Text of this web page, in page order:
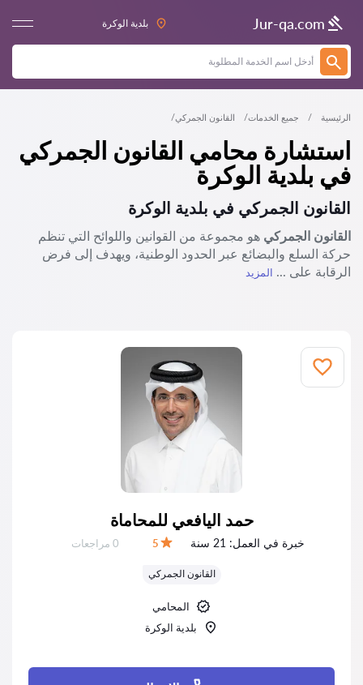
Jur-qa.com بلدية الوكرة
الرئيسية جميع الخدمات القانون الجمركي
استشارة محامي القانون الجمركي
في بلدية الوكرة
القانون الجمركي في بلدية الوكرة
القانون الجمركي هو مجموعة من القوانين واللوائح التي تنظم
حركة السلع والبضائع عبر الحدود الوطنية، ويهدف إلى فرض
الرقابة على ... المزيد
حمد اليافعي للمحاماة
خبرة في العمل: 21 سنة 5 عدد المراجعات:
0 مراجعات
القانون الجمركي
المحامي
بلدية الوكرة